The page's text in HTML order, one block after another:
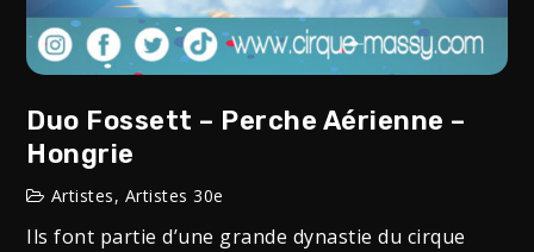
Duo Fossett – Perche Aérienne –
Hongrie
Artistes, Artistes 30e
Ils font partie d’une grande dynastie du cirque